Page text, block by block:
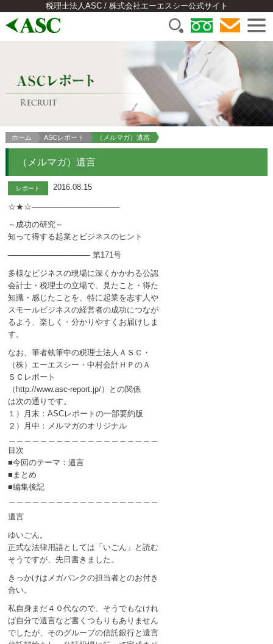
税理士法人ASC / 株式会社エーエスシー公式サイト
ホーム ASCレポート （メルマガ）遺言
（メルマガ）遺言
レポート 2016.08.15
☆★☆────────────────
～成功の研究～
知って得する起業とビジネスのヒント
─────────────── 第171号
多様なビジネスの現場に深くかかわる公認
会計士・税理士の立場で、見たこと・得た
知識・感じたことを、特に起業を志す人や
スモールビジネスの経営者の成功につなが
るよう、楽しく・分かりやすくお届けしま
す。
なお、筆者執筆中の税理士法人ＡＳＣ・
（株）エーエスシー・中村会計ＨＰのＡ
ＳＣレポート
（http://www.asc-report.jp/）との関係
は次の通りです。
１）月末：ASCレポートの一部要約版
２）月中：メルマガのオリジナル
目次
■今回のテーマ：遺言
■まとめ
■編集後記
遺言
ゆいごん。
正式な法律用語としては「いごん」と読む
そうですが、先日書きました。
きっかけはメガバンクの担当者とのお付き
合い。
私自身まだ４０代なので、そうでもなけれ
ば自分で遺言など書くつもりもありません
でしたが、そのグループの信託銀行と遺言